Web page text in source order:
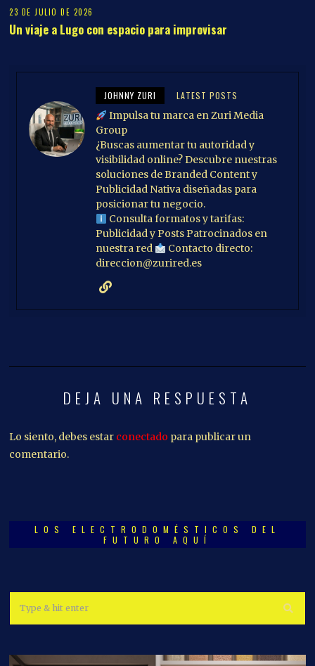
23 DE JULIO DE 2026
Un viaje a Lugo con espacio para improvisar
JOHNNY ZURI LATEST POSTS
Impulsa tu marca en Zuri Media
Group
¿Buscas aumentar tu autoridad y
visibilidad online? Descubre nuestras
soluciones de Branded Content y
Publicidad Nativa diseñadas para
posicionar tu negocio.
Consulta formatos y tarifas:
Publicidad y Posts Patrocinados en
nuestra red
Contacto directo:
direccion@zurired.es
DEJA UNA RESPUESTA
Lo siento, debes estar conectado para publicar un
comentario.
LOS ELECTRODOMÉSTICOS DEL
FUTURO AQUÍ